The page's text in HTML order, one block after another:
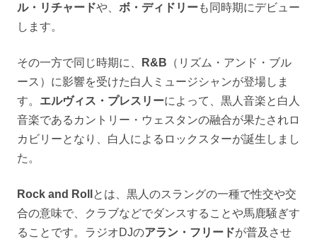
ル・リチャードや、 ボ・ディドリーも同時期にデビュー
します。
その一方で同じ時期に、 R&B （リズム・アンド・ブル
ース）に影響を受けた白人ミュージシャンが登場しま
す。 エルヴィス・プレスリーによって、黒人音楽と白人
音楽であるカントリー・ウェスタンの融合が果たされロ
カビリーとなり、白人によるロックスターが誕生しまし
た。
Rock and Roll とは、黒人のスラングの一種で性交や交
合の意味で、クラブなどでダンスすることや馬鹿騒ぎす
ることです。ラジオDJのアラン・フリードが普及させ